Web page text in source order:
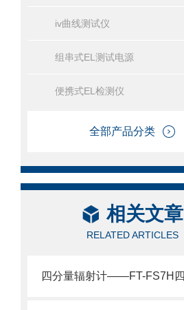
iv曲线测试仪
组串式EL测试电源
便携式EL检测仪
全部产品分类
相关文章
RELATED ARTICLES